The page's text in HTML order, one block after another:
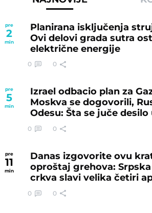
pre
2
min
Planirana isključenja
Ovi delovi grada sutra
električne energije
0 0
pre
5
min
Izrael odbacio plan za
Moskva se dogovorili,
Odesu: Šta se juče desilo
0 0
pre
11
min
Danas izgovorite ovu
oproštaj grehova:
crkva slavi velika četiri
0 0